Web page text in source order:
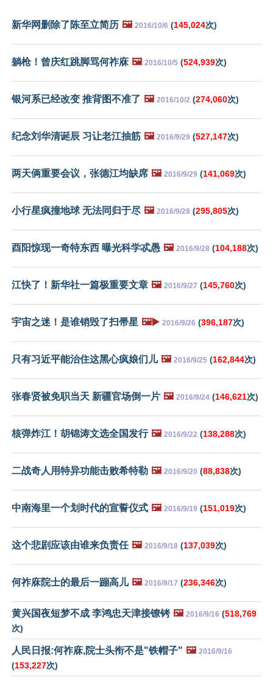
新华网删除了陈至立简历 🖼️ 2016/10/6 (145,024次)
躺枪！曾庆红跳脚骂何祚庥 🖼️ 2016/10/5 (524,939次)
银河系已经改变 推背图不准了 🖼️ 2016/10/2 (274,060次)
纪念刘华清诞辰 习让老江抽筋 🖼️ 2016/9/29 (527,147次)
两天俩重要会议，张德江均缺席 🖼️ 2016/9/29 (141,069次)
小行星疯撞地球 无法同归于尽 🖼️ 2016/9/28 (295,805次)
酉阳惊现一奇特东西 曝光科学忒愚 🖼️ 2016/9/28 (104,188次)
江快了！新华社一篇极重要文章 🖼️ 2016/9/27 (145,760次)
宇宙之迷！是谁销毁了扫帚星 🖼️▶️ 2016/9/26 (396,187次)
只有习近平能治住这黑心疯娘们儿 🖼️ 2016/9/25 (162,844次)
张春贤被免职当天 新疆官场倒一片 🖼️ 2016/9/24 (146,621次)
核弹炸江！胡锦涛文选全国发行 🖼️ 2016/9/22 (138,288次)
二战奇人用特异功能击败希特勒 🖼️ 2016/9/20 (88,838次)
中南海里一个划时代的宣誓仪式 🖼️ 2016/9/19 (151,019次)
这个悲剧应该由谁来负责任 🖼️ 2016/9/18 (137,039次)
何祚庥院士的最后一蹦高儿 🖼️ 2016/9/17 (236,346次)
黄兴国夜短梦不成 李鸿忠天津接镣铐 🖼️ 2016/9/16 (518,769
次)
人民日报:何祚庥,院士头衔不是"铁帽子" 🖼️ 2016/9/16
(153,227次)